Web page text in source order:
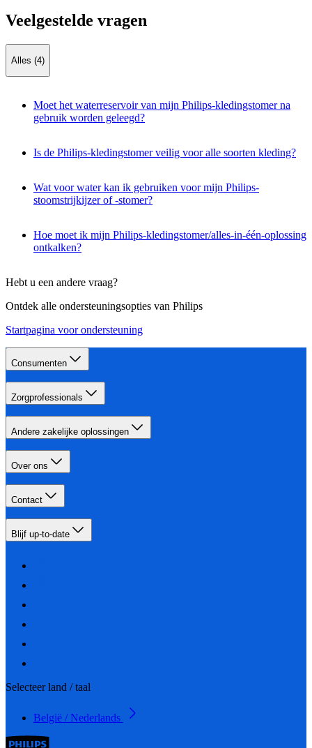
Veelgestelde vragen
Alles (4)
Moet het waterreservoir van mijn Philips-kledingstomer na
gebruik worden geleegd?
Is de Philips-kledingstomer veilig voor alle soorten kleding?
Wat voor water kan ik gebruiken voor mijn Philips-
stoomstrijkijzer of -stomer?
Hoe moet ik mijn Philips-kledingstomer/alles-in-één-oplossing
ontkalken?
Hebt u een andere vraag?
Ontdek alle ondersteuningsopties van Philips
Startpagina voor ondersteuning
Consumenten
Zorgprofessionals
Andere zakelijke oplossingen
Over ons
Contact
Blijf up-to-date
Selecteer land / taal
België / Nederlands